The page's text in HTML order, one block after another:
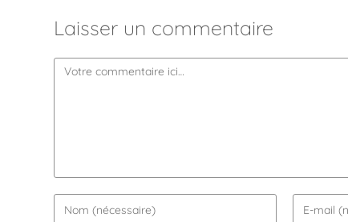
Laisser un commentaire